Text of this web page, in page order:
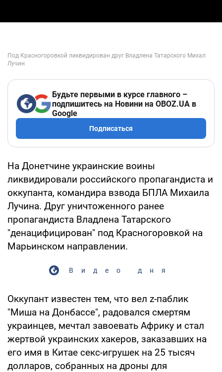
Будьте первыми в курсе главного –
подпишитесь на Новини на OBOZ.UA в
Google
Подписаться
На Донетчине украинские воины
ликвидировали российского пропагандиста и
оккупанта, командира взвода БПЛА Михаила
Лучина. Друг уничтоженного ранее
пропагандиста Владлена Татарского
"денацифицирован" под Красногоровкой на
Марьинском направлении.
Видео дня
Оккупант известен тем, что вел z-паблик
"Миша на Донбассе", радовался смертям
украинцев, мечтал завоевать Африку и стал
жертвой украинских хакеров, заказавших на
его имя в Китае секс-игрушек на 25 тысяч
долларов, собранных на дроны для